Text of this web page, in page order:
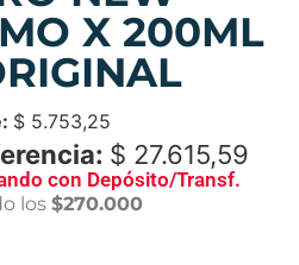
X 200ML
$ 5.753,25
$ 27.615,59
con Depósito/Transf.
los $270.000